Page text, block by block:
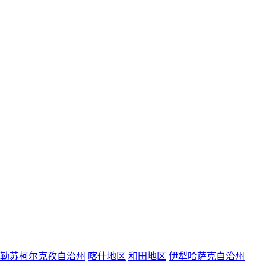
苏柯尔克孜自治州 喀什地区 和田地区 伊犁哈萨克自治州